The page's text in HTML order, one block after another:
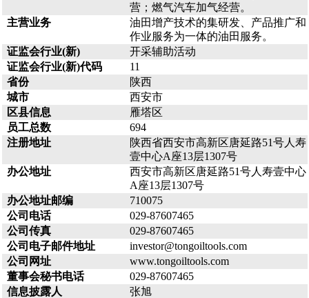
营；燃气汽车加气经营。
主营业务
油田增产技术的集研发、产品推广和
作业服务为一体的油田服务。
证监会行业(新)
开采辅助活动
证监会行业(新)代码
11
省份
陕西
城市
西安市
区县信息
雁塔区
员工总数
694
注册地址
陕西省西安市高新区唐延路51号人寿
壹中心A座13层1307号
办公地址
西安市高新区唐延路51号人寿壹中心
A座13层1307号
办公地址邮编
710075
公司电话
029-87607465
公司传真
029-87607465
公司电子邮件地址
investor@tongoiltools.com
公司网址
www.tongoiltools.com
董事会秘书电话
029-87607465
信息披露人
张旭